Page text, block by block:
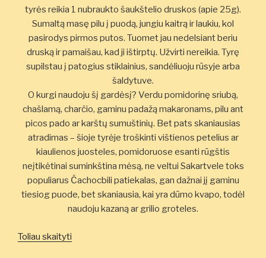
tyrės reikia 1 nubraukto šaukštelio druskos (apie 25g).
Sumaltą masę pilu į puodą, jungiu kaitrą ir laukiu, kol
pasirodys pirmos putos. Tuomet jau nedelsiant beriu
druską ir pamaišau, kad ji ištirptų. Užvirti nereikia. Tyrę
supilstau į patogius stiklainius, sandėliuoju rūsyje arba
šaldytuve.
O kurgi naudoju šį gardėsį? Verdu pomidorinę sriubą,
chašlamą, charčio, gaminu padažą makaronams, pilu ant
picos pado ar karštų sumuštinių. Bet pats skaniausias
atradimas – šioje tyrėje troškinti vištienos petelius ar
kiaulienos juosteles, pomidoruose esanti rūgštis
neįtikėtinai suminkština mėsą, ne veltui Sakartvele toks
populiarus Čachocbili patiekalas, gan dažnai jį gaminu
tiesiog puode, bet skaniausia, kai yra dūmo kvapo, todėl
naudoju kazaną ar grilio groteles.
Toliau skaityti